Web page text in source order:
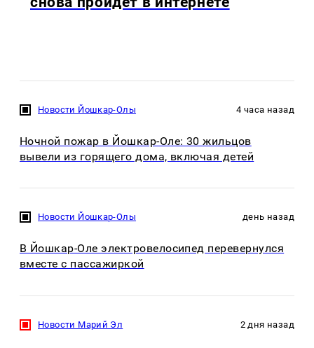
Новости Йошкар-Олы 4 часа назад
Ночной пожар в Йошкар-Оле: 30 жильцов
вывели из горящего дома, включая детей
Новости Йошкар-Олы день назад
В Йошкар-Оле электровелосипед перевернулся
вместе с пассажиркой
Новости Марий Эл 2 дня назад